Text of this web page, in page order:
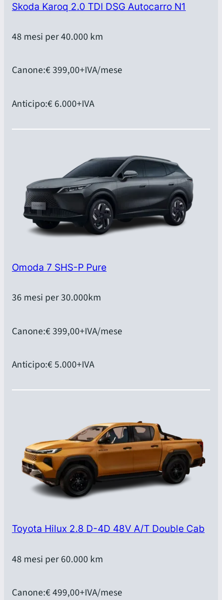
Skoda Karoq 2.0 TDI DSG Autocarro N1
48 mesi per 40.000 km
Canone:€ 399,00+IVA/mese
Anticipo:€ 6.000+IVA
Omoda 7 SHS-P Pure
36 mesi per 30.000km
Canone:€ 399,00+IVA/mese
Anticipo:€ 5.000+IVA
Toyota Hilux 2.8 D-4D 48V A/T Double Cab
48 mesi per 60.000 km
Canone:€ 499,00+IVA/mese